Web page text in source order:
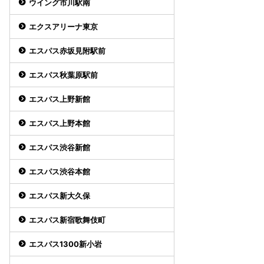
ウイング市川駅南
エクスアリーナ東京
エスパス赤坂見附駅前
エスパス秋葉原駅前
エスパス上野新館
エスパス上野本館
エスパス渋谷新館
エスパス渋谷本館
エスパス新大久保
エスパス新宿歌舞伎町
エスパス1300新小岩